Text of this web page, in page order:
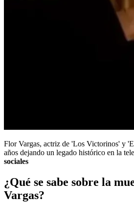
Flor Vargas, actriz de 'Los Victorinos' y
años dejando un legado histórico en la
sociales
¿Qué se sabe sobre la
Vargas?